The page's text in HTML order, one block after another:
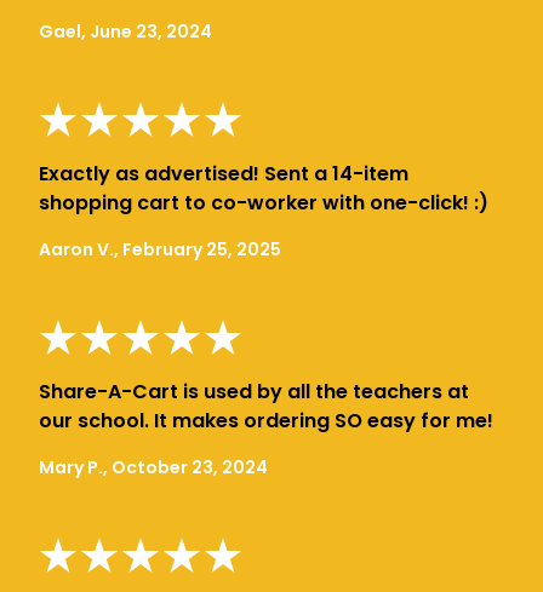
Gael, June 23, 2024
Exactly as advertised! Sent a 14-item
shopping cart to co-worker with one-click! :)
Aaron V., February 25, 2025
Share-A-Cart is used by all the teachers at
our school. It makes ordering SO easy for me!
Mary P., October 23, 2024